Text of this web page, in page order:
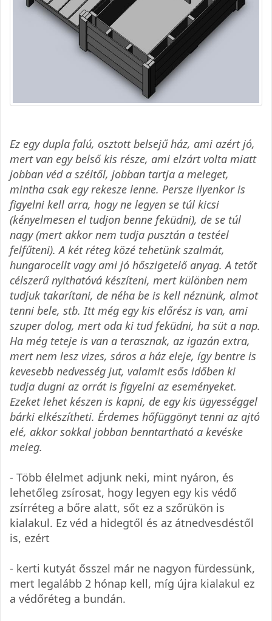
Ez egy dupla falú, osztott belsejű ház, ami azért jó,
mert van egy belső kis része, ami elzárt volta miatt
jobban véd a széltől, jobban tartja a meleget,
mintha csak egy rekesze lenne. Persze ilyenkor is
figyelni kell arra, hogy ne legyen se túl kicsi
(kényelmesen el tudjon benne feküdni), de se túl
nagy (mert akkor nem tudja pusztán a testéel
felfűteni). A két réteg közé tehetünk szalmát,
hungarocellt vagy ami jó hőszigetelő anyag. A tetőt
célszerű nyithatóvá készíteni, mert különben nem
tudjuk takarítani, de néha be is kell néznünk, almot
tenni bele, stb. Itt még egy kis előrész is van, ami
szuper dolog, mert oda ki tud feküdni, ha süt a nap.
Ha még teteje is van a terasznak, az igazán extra,
mert nem lesz vizes, sáros a ház eleje, így bentre is
kevesebb nedvesség jut, valamit esős időben ki
tudja dugni az orrát is figyelni az eseményeket.
Ezeket lehet készen is kapni, de egy kis ügyességgel
bárki elkészítheti. Érdemes hőfüggönyt tenni az ajtó
elé, akkor sokkal jobban benntartható a kevéske
meleg.
- Több élelmet adjunk neki, mint nyáron, és
lehetőleg zsírosat, hogy legyen egy kis védő
zsírréteg a bőre alatt, sőt ez a szőrükön is
kialakul. Ez véd a hidegtől és az átnedvesdéstől
is, ezért
- kerti kutyát ősszel már ne nagyon fürdessünk,
mert legalább 2 hónap kell, míg újra kialakul ez
a védőréteg a bundán.